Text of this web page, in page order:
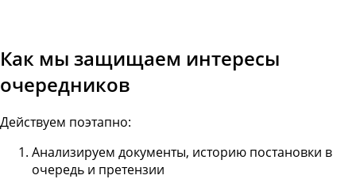
Как мы защищаем интересы
очередников
Действуем поэтапно:
Анализируем документы, историю постановки в
очередь и претензии